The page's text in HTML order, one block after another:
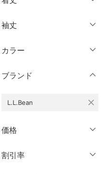
ワンピース・ドレス
スカート
オールインワン・オーバ
バッグ
シューズ・靴
インナー・ルームウェア
靴下・レッグウェア
M
XL
ショート丈
ミドル丈
袖丈
ノースリーブ
半袖
長袖
絞り込み
カラー
クリア
ブランド
L.L.Bean close
価格
割引率